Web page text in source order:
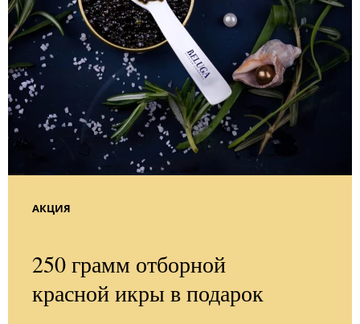
АКЦИЯ
250 грамм отборной
красной икры в подарок